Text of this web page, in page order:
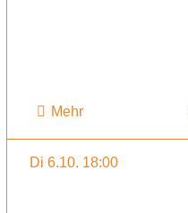
Mehr
Di 6.10. 18:00